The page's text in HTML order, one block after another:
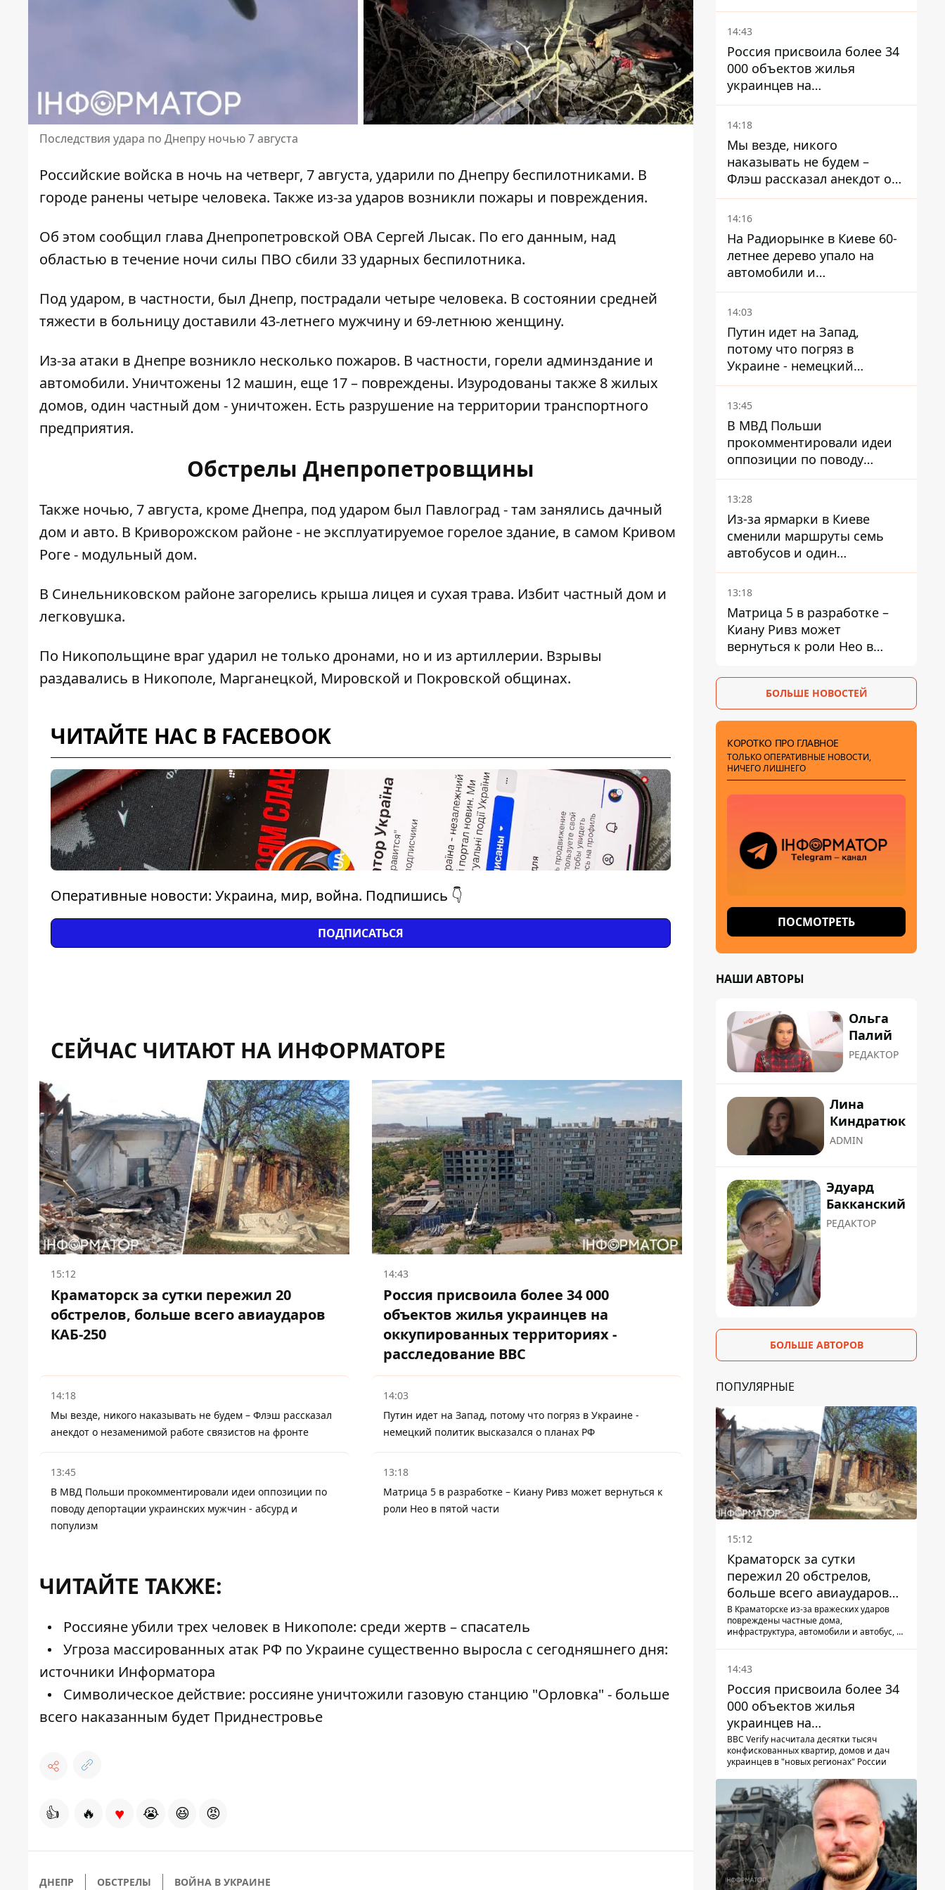
Последствия удара по Днепру ночью 7 августа
Российские войска в ночь на четверг, 7 августа, ударили по Днепру беспилотниками. В
городе ранены четыре человека. Также из-за ударов возникли пожары и повреждения.
Об этом сообщил глава Днепропетровской ОВА Сергей Лысак. По его данным, над
областью в течение ночи силы ПВО сбили 33 ударных беспилотника.
Под ударом, в частности, был Днепр, пострадали четыре человека. В состоянии средней
тяжести в больницу доставили 43-летнего мужчину и 69-летнюю женщину.
Из-за атаки в Днепре возникло несколько пожаров. В частности, горели админздание и
автомобили. Уничтожены 12 машин, еще 17 – повреждены. Изуродованы также 8 жилых
домов, один частный дом - уничтожен. Есть разрушение на территории транспортного
предприятия.
Обстрелы Днепропетровщины
Также ночью, 7 августа, кроме Днепра, под ударом был Павлоград - там занялись дачный
дом и авто. В Криворожском районе - не эксплуатируемое горелое здание, в самом Кривом
Роге - модульный дом.
В Синельниковском районе загорелись крыша лицея и сухая трава. Избит частный дом и
легковушка.
По Никопольщине враг ударил не только дронами, но и из артиллерии. Взрывы
раздавались в Никополе, Марганецкой, Мировской и Покровской общинах.
ЧИТАЙТЕ НАС В FACEBOOK
Оперативные новости: Украина, мир, война. Подпишись 👇
ПОДПИСАТЬСЯ
СЕЙЧАС ЧИТАЮТ НА ИНФОРМАТОРЕ
15:12
Краматорск за сутки пережил 20
обстрелов, больше всего авиаударов
КАБ-250
14:43
Россия присвоила более 34 000
объектов жилья украинцев на
оккупированных территориях -
расследование BBC
14:18
Мы везде, никого наказывать не будем – Флэш рассказал
анекдот о незаменимой работе связистов на фронте
14:03
Путин идет на Запад, потому что погряз в Украине -
немецкий политик высказался о планах РФ
13:45
В МВД Польши прокомментировали идеи оппозиции по
поводу депортации украинских мужчин - абсурд и
популизм
13:18
Матрица 5 в разработке – Киану Ривз может вернуться к
роли Нео в пятой части
ЧИТАЙТЕ ТАКЖЕ:
Россияне убили трех человек в Никополе: среди жертв – спасатель
Угроза массированных атак РФ по Украине существенно выросла с сегодняшнего дня:
источники Информатора
Символическое действие: россияне уничтожили газовую станцию "Орловка" - больше
всего наказанным будет Приднестровье
👍 🔥 ♥ 😭 😆 😡
ДНЕПР ОБСТРЕЛЫ ВОЙНА В УКРАИНЕ
14:43
Россия присвоила более 34
000 объектов жилья
украинцев на
оккупированных
территориях -
14:18
Мы везде, никого
наказывать не будем –
Флэш рассказал анекдот о
незаменимой работе
связистов на фронте
14:16
На Радиорынке в Киеве 60-
летнее дерево упало на
автомобили и
травмировало человека -
подробности
14:03
Путин идет на Запад,
потому что погряз в
Украине - немецкий
политик высказался о
планах РФ
13:45
В МВД Польши
прокомментировали идеи
оппозиции по поводу
депортации украинских
мужчин - абсурд и популизм
13:28
Из-за ярмарки в Киеве
сменили маршруты семь
автобусов и один
троллейбус
13:18
Матрица 5 в разработке –
Киану Ривз может
вернуться к роли Нео в
БОЛЬШЕ НОВОСТЕЙ
КОРОТКО ПРО ГЛАВНОЕ
ТОЛЬКО ОПЕРАТИВНЫЕ НОВОСТИ,
НИЧЕГО ЛИШНЕГО
ПОСМОТРЕТЬ
НАШИ АВТОРЫ
Ольга
Палий
РЕДАКТОР
Лина
Киндратюк
ADMIN
Эдуард
Бакканский
РЕДАКТОР
БОЛЬШЕ АВТОРОВ
ПОПУЛЯРНЫЕ
15:12
Краматорск за сутки
пережил 20 обстрелов,
больше всего авиаударов
КАБ-250
В Краматорске из-за вражеских ударов
повреждены частные дома,
инфраструктура, автомобили и автобус, а
14:43
Россия присвоила более 34
000 объектов жилья
украинцев на
оккупированных
территориях -
BBC Verify насчитала десятки тысяч
конфискованных квартир, домов и дач
украинцев в "новых регионах" России